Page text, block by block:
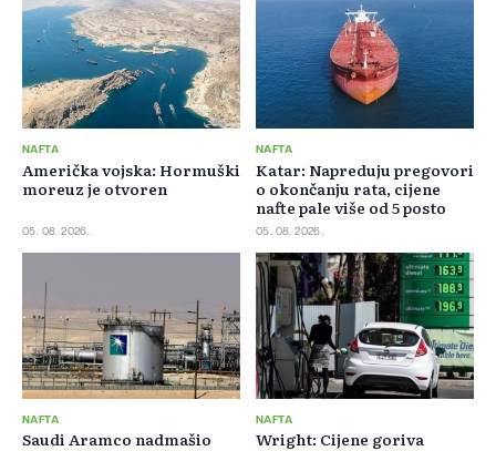
NAFTA
Američka vojska: Hormuški
moreuz je otvoren
05. 08. 2026.
NAFTA
Katar: Napreduju pregovori
o okončanju rata, cijene
nafte pale više od 5 posto
05. 08. 2026.
NAFTA
Saudi Aramco nadmašio
NAFTA
Wright: Cijene goriva